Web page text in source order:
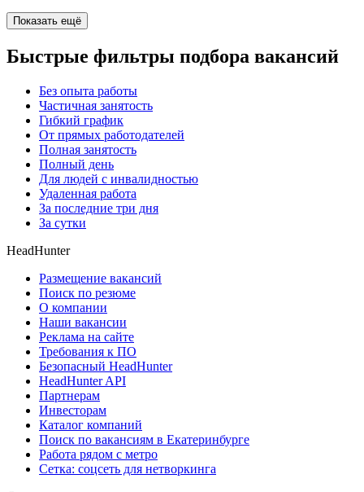
Показать ещё
Быстрые фильтры подбора вакансий
Без опыта работы
Частичная занятость
Гибкий график
От прямых работодателей
Полная занятость
Полный день
Для людей с инвалидностью
Удаленная работа
За последние три дня
За сутки
HeadHunter
Размещение вакансий
Поиск по резюме
О компании
Наши вакансии
Реклама на сайте
Требования к ПО
Безопасный HeadHunter
HeadHunter API
Партнерам
Инвесторам
Каталог компаний
Поиск по вакансиям в Екатеринбурге
Работа рядом с метро
Сетка: соцсеть для нетворкинга